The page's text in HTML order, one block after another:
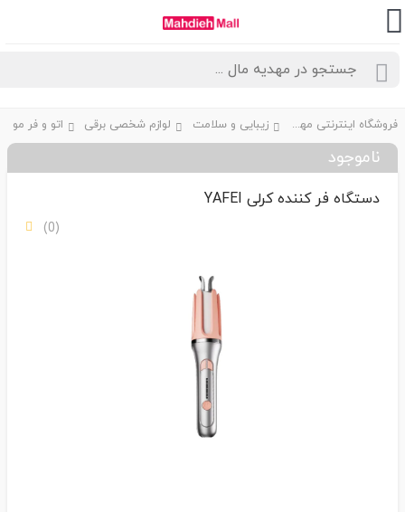
فروشگاه اینترنتی مهدیه مال زیبایی و سلامت لوازم شخصی برقی اتو و فر مو
ناموجود
دستگاه فر کننده کرلی YAFEI